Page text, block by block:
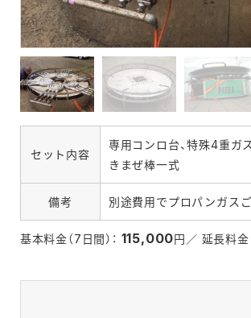
セット内容
専用コンロ台、特殊4重ガ
きまぜ棒一式
備考 別途費用でプロパンガス
基本料金（7日間）： 115,000円／ 延長料金（